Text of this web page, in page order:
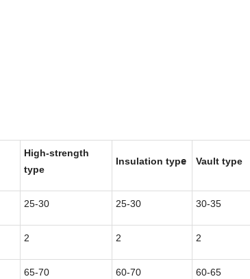
High-strength
type
Insulation type Vault type
25-30 25-30 30-35
2 2 2
65-70 60-70 60-65